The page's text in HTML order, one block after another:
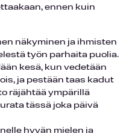
ennen kuin
näkyminen ja ihmisten
työn parhaita puolia.
kesä, kun vedetään
ja pestään taas kadut
räjähtää ympärillä
tässä joka päivä
hyvän mielen ja